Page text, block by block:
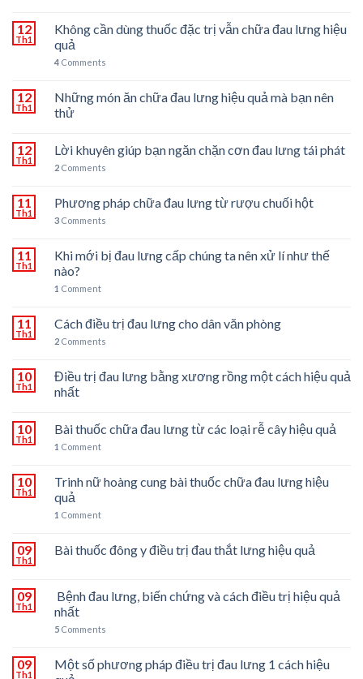
12
Th1
Không cần dùng thuốc đặc trị vẫn chữa đau lưng hiệu
quả
4Comments
12
Th1
Những món ăn chữa đau lưng hiệu quả mà bạn nên
thử
12
Th1
Lời khuyên giúp bạn ngăn chặn cơn đau lưng tái phát
2Comments
11
Th1
Phương pháp chữa đau lưng từ rượu chuối hột
3Comments
11
Th1
Khi mới bị đau lưng cấp chúng ta nên xử lí như thế
nào?
1 Comment
11
Th1
Cách điều trị đau lưng cho dân văn phòng
2Comments
10
Th1
Điều trị đau lưng bằng xương rồng một cách hiệu quả
nhất
10
Th1
Bài thuốc chữa đau lưng từ các loại rễ cây hiệu quả
1 Comment
10
Th1
Trinh nữ hoàng cung bài thuốc chữa đau lưng hiệu
quả
1 Comment
09
Th1
Bài thuốc đông y điều trị đau thắt lưng hiệu quả
09
Th1
Bệnh đau lưng, biến chứng và cách điều trị hiệu quả
nhất
5Comments
09
Th1
Một số phương pháp điều trị đau lưng 1 cách hiệu